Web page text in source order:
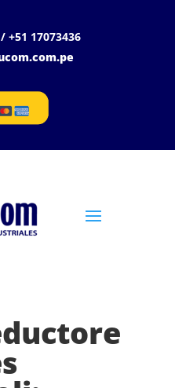
+51 17073436